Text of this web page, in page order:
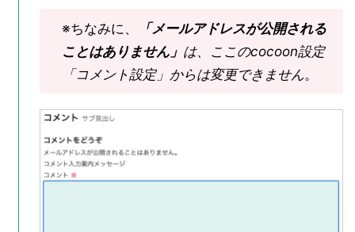
※ちなみに、
「メールアドレスが公開される
ことはありません」 は、ここのcocoon設定
「コメント設定」からは変更できません。